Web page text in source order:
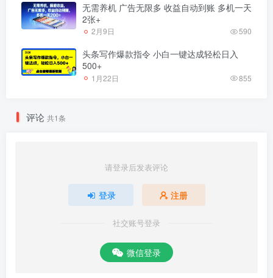
无需养机 广告无限多 收益自动到账 多机一天
2张+
2月9日 590
头条写作爆款指令 小白一键达成轻松日入
500+
1月22日 855
评论 共1条
请登录后发表评论
登录 注册
社交账号登录
微信登录